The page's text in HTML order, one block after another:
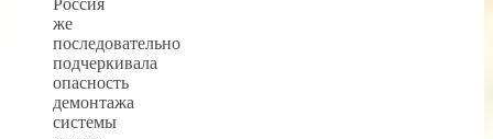
Россия
же
последовательно
подчеркивала
опасность
демонтажа
системы